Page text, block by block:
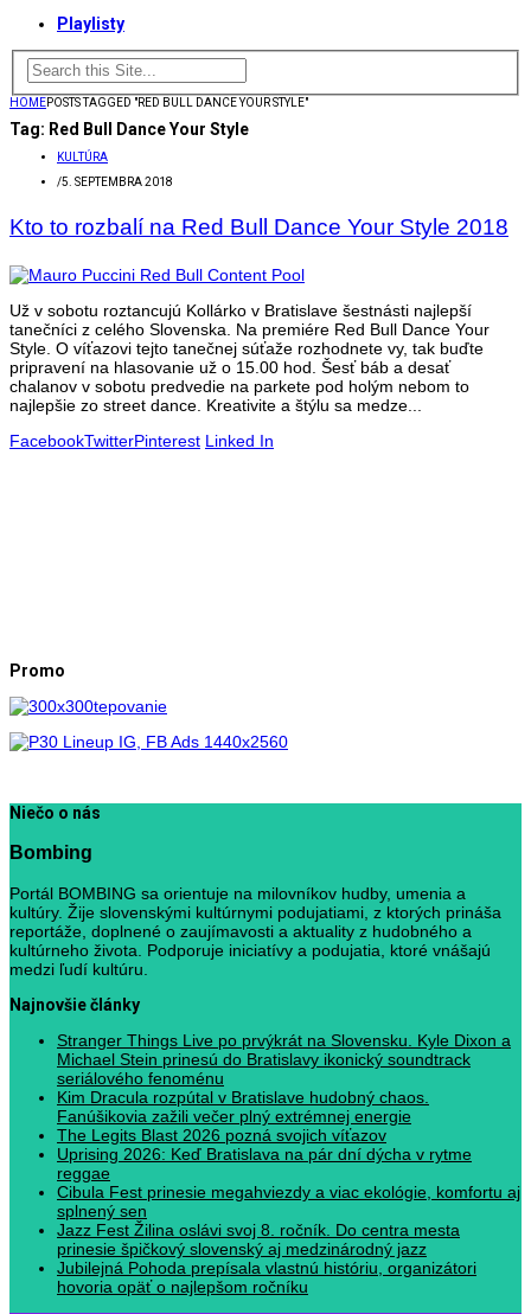
Playlisty
HOMEPOSTS TAGGED "RED BULL DANCE YOUR STYLE"
Tag: Red Bull Dance Your Style
KULTÚRA
/5. SEPTEMBRA 2018
Kto to rozbalí na Red Bull Dance Your Style 2018
Už v sobotu roztancujú Kollárko v Bratislave šestnásti najlepší
tanečníci z celého Slovenska. Na premiére Red Bull Dance Your
Style. O víťazovi tejto tanečnej súťaže rozhodnete vy, tak buďte
pripravení na hlasovanie už o 15.00 hod. Šesť báb a desať
chalanov v sobotu predvedie na parkete pod holým nebom to
najlepšie zo street dance. Kreativite a štýlu sa medze...
FacebookTwitterPinterest Linked In
Promo
Niečo o nás
Bombing
Portál BOMBING sa orientuje na milovníkov hudby, umenia a
kultúry. Žije slovenskými kultúrnymi podujatiami, z ktorých prináša
reportáže, doplnené o zaujímavosti a aktuality z hudobného a
kultúrneho života. Podporuje iniciatívy a podujatia, ktoré vnášajú
medzi ľudí kultúru.
Najnovšie články
Stranger Things Live po prvýkrát na Slovensku. Kyle Dixon a
Michael Stein prinesú do Bratislavy ikonický soundtrack
seriálového fenoménu
Kim Dracula rozpútal v Bratislave hudobný chaos.
Fanúšikovia zažili večer plný extrémnej energie
The Legits Blast 2026 pozná svojich víťazov
Uprising 2026: Keď Bratislava na pár dní dýcha v rytme
reggae
Cibula Fest prinesie megahviezdy a viac ekológie, komfortu aj
splnený sen
Jazz Fest Žilina oslávi svoj 8. ročník. Do centra mesta
prinesie špičkový slovenský aj medzinárodný jazz
Jubilejná Pohoda prepísala vlastnú históriu, organizátori
hovoria opäť o najlepšom ročníku